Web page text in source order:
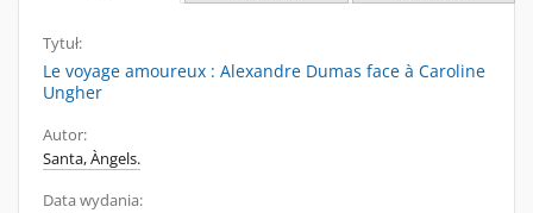
Tytuł:
Le voyage amoureux : Alexandre Dumas face à Caroline
Ungher
Autor:
Santa, Àngels.
Data wydania: